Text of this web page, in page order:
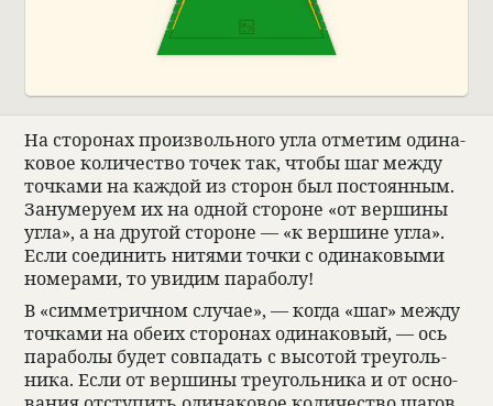
На сто­ро­нах про­из­воль­ного угла отме­тим оди­на­
ко­вое коли­че­ство точек так, чтобы шаг между
точ­ками на каж­дой из сто­рон был посто­ян­ным.
Зануме­руем их на одной сто­роне «от вершины
угла», а на дру­гой сто­роне — «к вершине угла».
Если соеди­нить нитями точки с оди­на­ко­выми
номе­рами, то уви­дим пара­болу!
В «симмет­рич­ном слу­чае», — когда «шаг» между
точ­ками на обеих сто­ро­нах оди­на­ко­вый, — ось
пара­болы будет совпа­дать с высо­той тре­уголь­
ника. Если от вершины тре­уголь­ника и от осно­